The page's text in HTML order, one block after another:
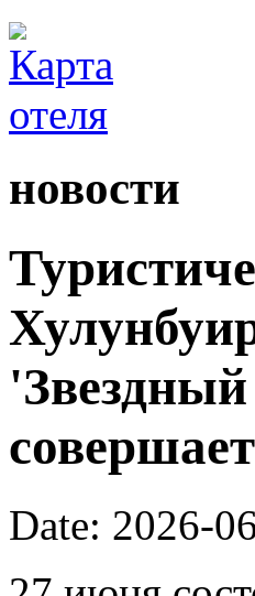
новости
Date: 2026-